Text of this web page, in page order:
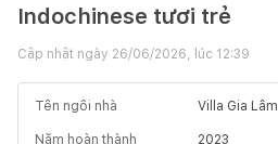
Indochinese tươi trẻ
Cập nhật ngày 26/06/2026, lúc 12:39
Tên ngôi nhà Villa Gia Lâm
Năm hoàn thành 2023